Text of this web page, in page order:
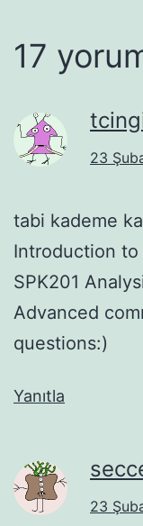
17
23
tabi kademe
Introduction
SPK201
Advanced
questions:)
Yanıtla
23